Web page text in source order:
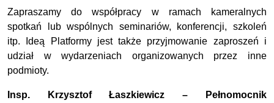
Zapraszamy do współpracy w ramach kameralnych
spotkań lub wspólnych seminariów, konferencji, szkoleń
itp. Ideą Platformy jest także przyjmowanie zaproszeń i
udział w wydarzeniach organizowanych przez inne
podmioty.
Insp. Krzysztof Łaszkiewicz – Pełnomocnik